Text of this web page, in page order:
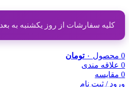
کلیه سفارشات از روز یکشنبه به بعد و در
0 محصول ۰ تومان
0 علاقه مندی
0 مقایسه
ورود / ثبت نام